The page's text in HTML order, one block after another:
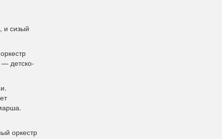
и сизый
— детско-
оркестр